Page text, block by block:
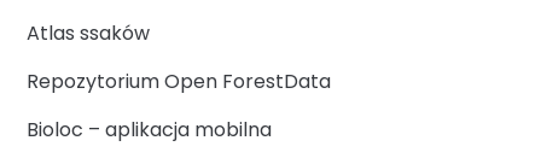
Atlas ssaków
Repozytorium Open ForestData
Bioloc – aplikacja mobilna